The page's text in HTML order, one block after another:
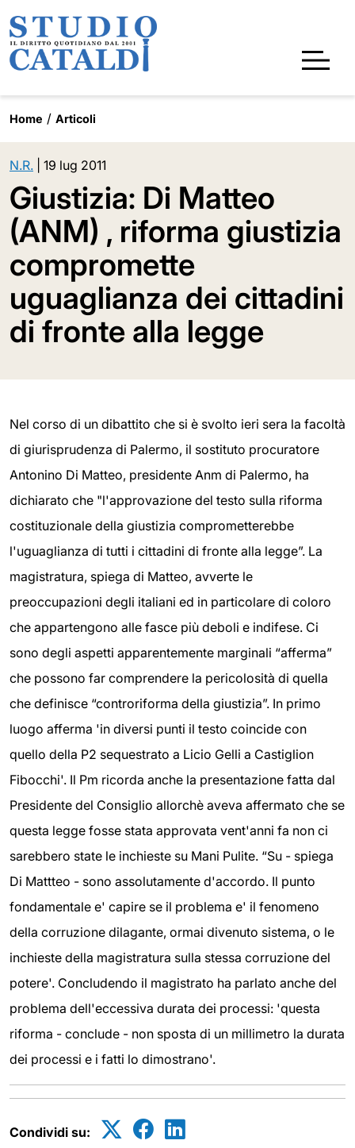
Home Articoli
N.R. 19 lug 2011
Giustizia: Di Matteo
(ANM) , riforma giustizia
compromette
uguaglianza dei cittadini
di fronte alla legge
Nel corso di un dibattito che si è svolto ieri sera la facoltà
di giurisprudenza di Palermo, il sostituto procuratore
Antonino Di Matteo, presidente Anm di Palermo, ha
dichiarato che "l'approvazione del testo sulla riforma
costituzionale della giustizia comprometterebbe
l'uguaglianza di tutti i cittadini di fronte alla legge”. La
magistratura, spiega di Matteo, avverte le
preoccupazioni degli italiani ed in particolare di coloro
che appartengono alle fasce più deboli e indifese. Ci
sono degli aspetti apparentemente marginali “afferma”
che possono far comprendere la pericolosità di quella
che definisce “controriforma della giustizia”. In primo
luogo afferma 'in diversi punti il testo coincide con
quello della P2 sequestrato a Licio Gelli a Castiglion
Fibocchi'. Il Pm ricorda anche la presentazione fatta dal
Presidente del Consiglio allorchè aveva affermato che se
questa legge fosse stata approvata vent'anni fa non ci
sarebbero state le inchieste su Mani Pulite. “Su - spiega
Di Mattteo - sono assolutamente d'accordo. Il punto
fondamentale e' capire se il problema e' il fenomeno
della corruzione dilagante, ormai divenuto sistema, o le
inchieste della magistratura sulla stessa corruzione del
potere'. Concludendo il magistrato ha parlato anche del
problema dell'eccessiva durata dei processi: 'questa
riforma - conclude - non sposta di un millimetro la durata
dei processi e i fatti lo dimostrano'.
Condividi su: